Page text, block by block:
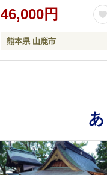
本フルーツ株式会社】
[ZFJ024]
46,000円
熊本県 山鹿市